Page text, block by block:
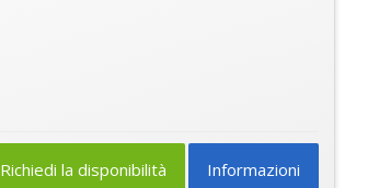
Informazioni
Richiedi la disponibilità